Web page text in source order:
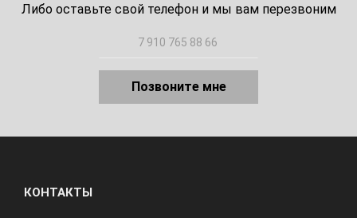
Либо оставьте свой телефон и мы вам перезвоним
Позвоните мне
КОНТАКТЫ